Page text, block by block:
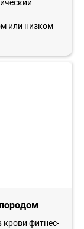
или низком
крови фитнес-